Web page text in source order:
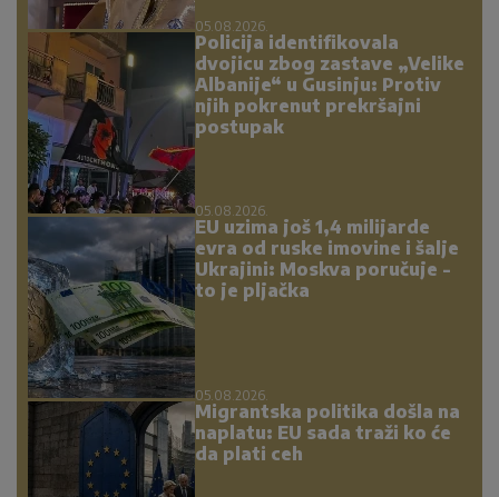
05.08.2026.
Policija identifikovala
dvojicu zbog zastave „Velike
Albanije“ u Gusinju: Protiv
njih pokrenut prekršajni
postupak
05.08.2026.
EU uzima još 1,4 milijarde
evra od ruske imovine i šalje
Ukrajini: Moskva poručuje -
to je pljačka
05.08.2026.
Migrantska politika došla na
naplatu: EU sada traži ko će
da plati ceh